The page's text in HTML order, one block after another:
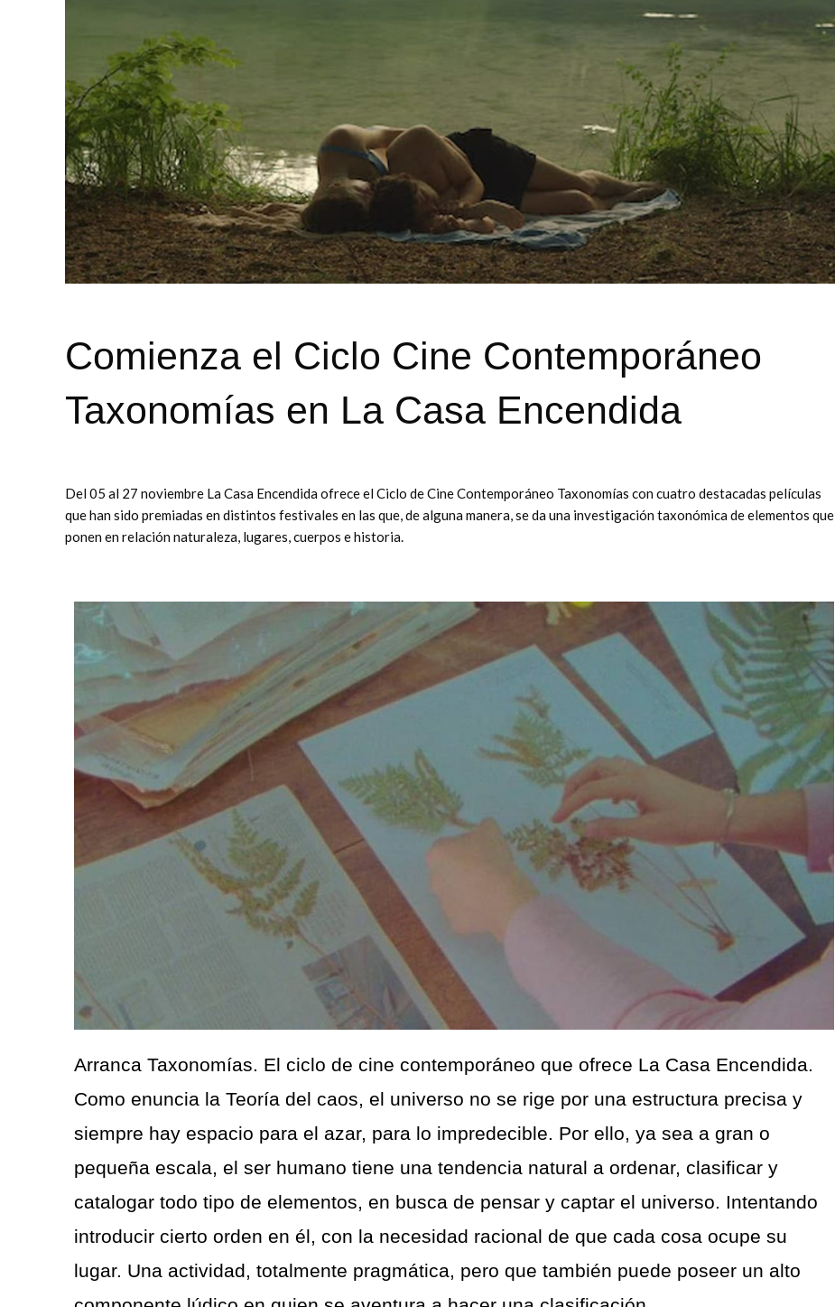
Comienza el Ciclo Cine Contemporáneo
Taxonomías en La Casa Encendida
Del 05 al 27 noviembre La Casa Encendida ofrece el Ciclo de Cine Contemporáneo Taxonomías con cuatro destacadas películas
que han sido premiadas en distintos festivales en las que, de alguna manera, se da una investigación taxonómica de elementos que
ponen en relación naturaleza, lugares, cuerpos e historia.
Arranca Taxonomías. El ciclo de cine contemporáneo que ofrece La Casa Encendida.
Como enuncia la Teoría del caos, el universo no se rige por una estructura precisa y
siempre hay espacio para el azar, para lo impredecible. Por ello, ya sea a gran o
pequeña escala, el ser humano tiene una tendencia natural a ordenar, clasificar y
catalogar todo tipo de elementos, en busca de pensar y captar el universo. Intentando
introducir cierto orden en él, con la necesidad racional de que cada cosa ocupe su
lugar. Una actividad, totalmente pragmática, pero que también puede poseer un alto